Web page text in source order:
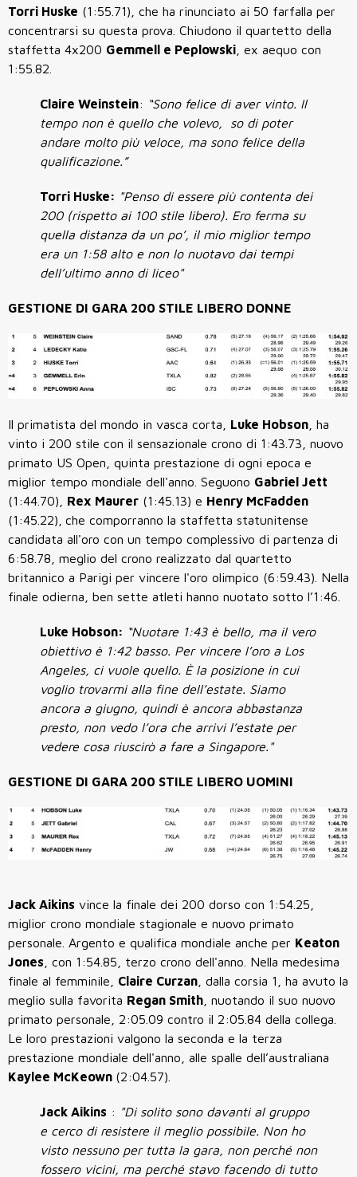
Torri Huske (1:55.71), che ha rinunciato ai 50 farfalla per
concentrarsi su questa prova. Chiudono il quartetto della
staffetta 4x200 Gemmell e Peplowski , ex aequo con
1:55.82.
Claire Weinstein: “Sono felice di aver vinto. Il
tempo non è quello che volevo, so di poter
andare molto più veloce, ma sono felice della
qualificazione.”
Torri Huske: "Penso di essere più contenta dei
200 (rispetto ai 100 stile libero). Ero ferma su
quella distanza da un po’, il mio miglior tempo
era un 1:58 alto e non lo nuotavo dai tempi
dell’ultimo anno di liceo"
GESTIONE DI GARA 200 STILE LIBERO DONNE
Il primatista del mondo in vasca corta, Luke Hobson , ha
vinto i 200 stile con il sensazionale crono di 1:43.73 , nuovo
primato US Open, quinta prestazione di ogni epoca e
miglior tempo mondiale dell'anno. Seguono Gabriel Jett
(1:44.70), Rex Maurer (1:45.13) e Henry McFadden
(1:45.22), che comporranno la staffetta statunitense
candidata all'oro con un tempo complessivo di partenza di
6:58.78 , meglio del crono realizzato dal quartetto
britannico a Parigi per vincere l'oro olimpico (6:59.43). Nella
finale odierna, ben sette atleti hanno nuotato sotto l’1:46
Luke Hobson: “Nuotare 1:43 è bello, ma il vero
obiettivo è 1:42 basso. Per vincere l’oro a Los
Angeles, ci vuole quello. È la posizione in cui
voglio trovarmi alla fine dell’estate. Siamo
ancora a giugno, quindi è ancora abbastanza
presto, non vedo l’ora che arrivi l’estate per
vedere cosa riuscirò a fare a Singapore."
GESTIONE DI GARA 200 STILE LIBERO UOMINI
Jack Aikins vince la finale dei 200 dorso con 1:54.25,
miglior crono mondiale stagionale e nuovo primato
personale. Argento e qualifica mondiale anche per Keaton
Jones , con 1:54.85, terzo crono dell'anno. Nella medesima
finale al femminile, Claire Curzan , dalla corsia 1, ha avuto la
meglio sulla favorita Regan Smith , nuotando il suo nuovo
primato personale, 2:05.09 contro il 2:05.84 della collega.
Le loro prestazioni valgono la seconda e la terza
prestazione mondiale dell'anno, alle spalle dell’australiana
Kaylee McKeown (2:04.57).
Jack Aikins : "Di solito sono davanti al gruppo
e cerco di resistere il meglio possibile. Non ho
visto nessuno per tutta la gara, non perché non
fossero vicini, ma perché stavo facendo di tutto